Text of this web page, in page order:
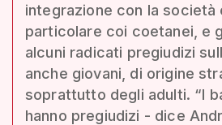
integrazione con la società
particolare coi coetanei, e
alcuni radicati pregiudizi
anche giovani, di origine
soprattutto degli adulti. “I
hanno pregiudizi - dice